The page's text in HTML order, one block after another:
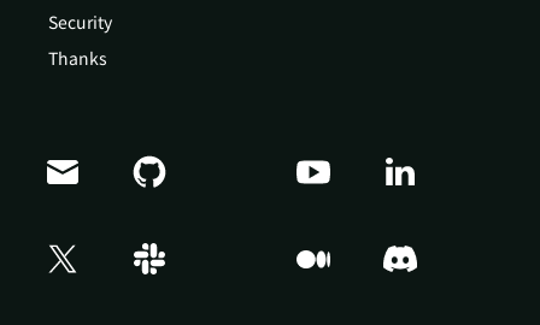
Security
Thanks
Doris Summit 26